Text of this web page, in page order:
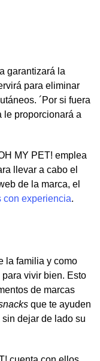
garantizará la
para eliminar
´Por si fuera
le proporcionará a
MY PET! emplea
llevar a cabo el
de la marca, el
con experiencia.
la familia y como
vivir bien. Esto
de marcas
que te ayuden
dejar de lado su